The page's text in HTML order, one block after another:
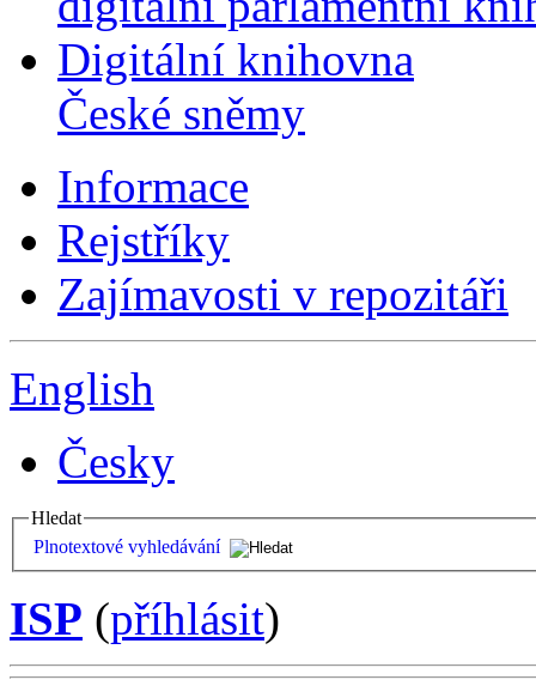
Digitální knihovna
České sněmy
Informace
Rejstříky
Zajímavosti v repozitáři
English
Česky
Hledat
Plnotextové vyhledávání
ISP (příhlásit)